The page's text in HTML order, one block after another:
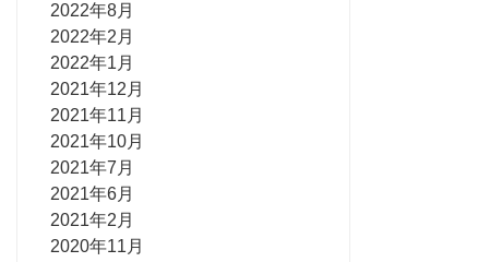
2022年8月
2022年2月
2022年1月
2021年12月
2021年11月
2021年10月
2021年7月
2021年6月
2021年2月
2020年11月